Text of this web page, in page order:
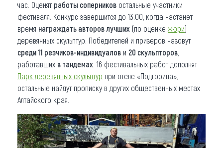
час. Оценят работы соперников остальные участники
фестиваля. Конкурс завершится до 13.00, когда настанет
время награждать авторов лучших (по оценке жюри)
деревянных скульптур. Победителей и призеров назовут
среди 11 резчиков-индивидуалов и 20 скульпторов
работавших в тандемах . 16 фестивальных работ дополнят
Парк деревянных скульптур при отеле «Подгорица»,
остальные найдут прописку в других общественных местах
Алтайского края.